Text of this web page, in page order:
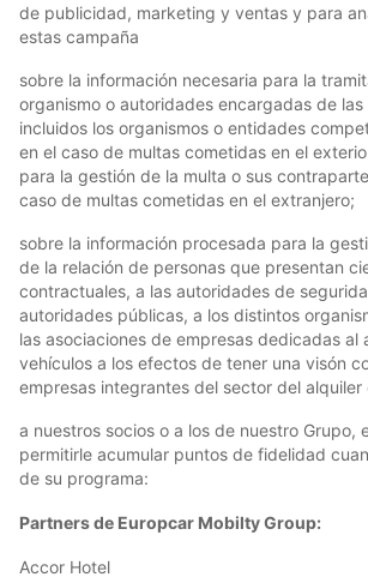
de publicidad, marketing y ventas y para
estas campaña
sobre la información necesaria para la
organismo o autoridades encargadas de las
incluidos los organismos o entidades
en el caso de multas cometidas en el
para la gestión de la multa o sus
caso de multas cometidas en el extranjero;
sobre la información procesada para la
de la relación de personas que presentan
contractuales, a las autoridades de
autoridades públicas, a los distintos
las asociaciones de empresas dedicadas al
vehículos a los efectos de tener una visón
empresas integrantes del sector del alquiler
a nuestros socios o a los de nuestro Grupo,
permitirle acumular puntos de fidelidad
de su programa:
Partners de Europcar Mobilty Group:
Accor Hotel